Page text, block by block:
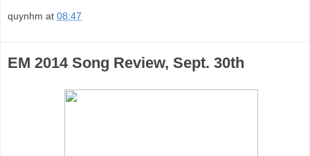
quynhm at 08:47
EM 2014 Song Review, Sept. 30th